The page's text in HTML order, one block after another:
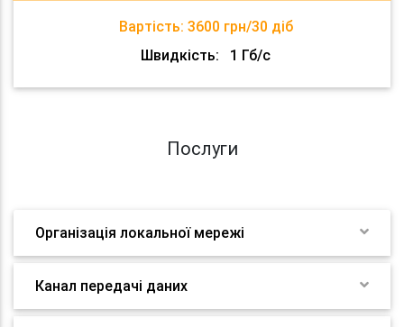
Вартість: 3600 грн/30 діб
Швидкість:
1 Гб/с
Послуги
Організація локальної мережі
Канал передачі даних